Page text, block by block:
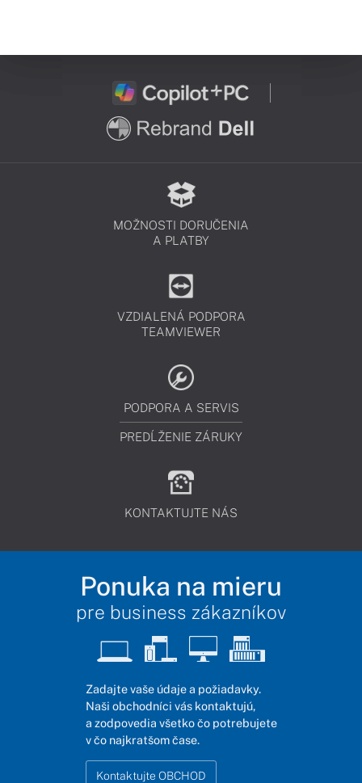
MOŽNOSTI DORUČENIA
A PLATBY
VZDIALENÁ PODPORA
TEAMVIEWER
PODPORA A SERVIS
PREDĹŽENIE ZÁRUKY
KONTAKTUJTE NÁS
Ponuka na mieru
pre business zákazníkov
Zadajte vaše údaje a požiadavky.
Naši obchodníci vás kontaktujú,
a zodpovedia všetko čo potrebujete
v čo najkratšom čase.
Kontaktujte OBCHOD